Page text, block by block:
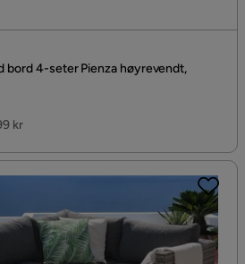
bord 4-seter Pienza høyrevendt,
kr